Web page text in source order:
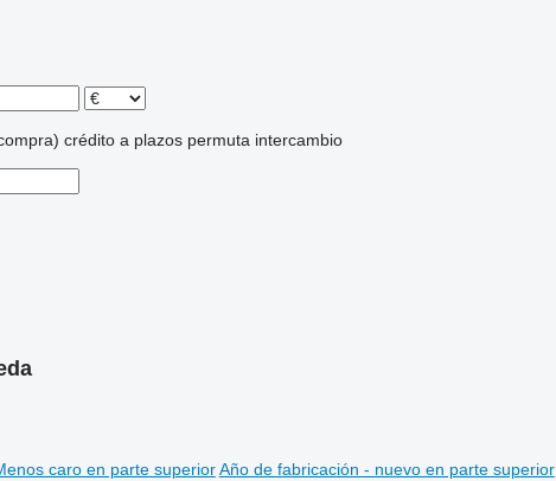
crédito a plazos permuta intercambio
caro en parte superior Año de fabricación - nuevo en parte superior